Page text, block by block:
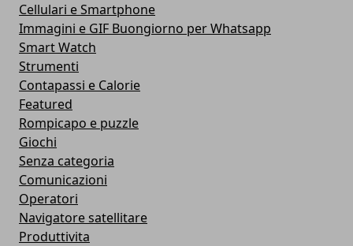
Cellulari e Smartphone
Immagini e GIF Buongiorno per Whatsapp
Smart Watch
Strumenti
Contapassi e Calorie
Featured
Rompicapo e puzzle
Giochi
Senza categoria
Comunicazioni
Operatori
Navigatore satellitare
Produttivita